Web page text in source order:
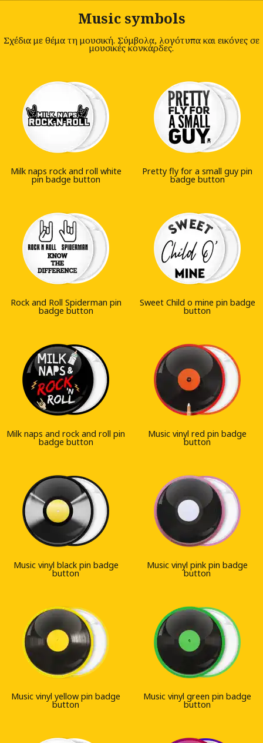
Music symbols
Σχέδια με θέμα τη μουσική. Σύμβολα, λογότυπα και εικόνες σε
μουσικές κονκάρδες.
Milk naps rock and roll white
pin badge button
Pretty fly for a small guy pin
badge button
Rock and Roll Spiderman pin
badge button
Sweet Child o mine pin badge
button
Milk naps and rock and roll pin
badge button
Music vinyl red pin badge
button
Music vinyl black pin badge
button
Music vinyl pink pin badge
button
Music vinyl yellow pin badge
button
Music vinyl green pin badge
button